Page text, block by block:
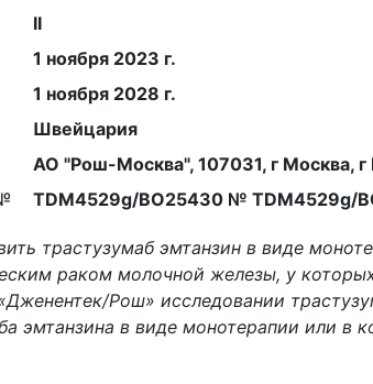
II
1 ноября 2023 г.
1 ноября 2028 г.
Швейцария
АО "Рош-Москва", 107031, г Москва, г
TDM4529g/BO25430 № TDM4529g/
трастузумаб эмтанзин в виде
раком молочной железы, у
Рош» исследовании
эмтанзина в виде монотерапии или в